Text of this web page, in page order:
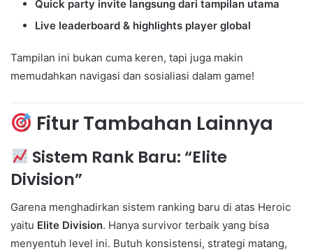
Quick party invite langsung dari tampilan utama
Live leaderboard & highlights player global
Tampilan ini bukan cuma keren, tapi juga makin
memudahkan navigasi dan sosialiasi dalam game!
Fitur Tambahan Lainnya
Sistem Rank Baru: “Elite
Division”
Garena menghadirkan sistem ranking baru di atas Heroic
yaitu Elite Division. Hanya survivor terbaik yang bisa
menyentuh level ini. Butuh konsistensi, strategi matang,